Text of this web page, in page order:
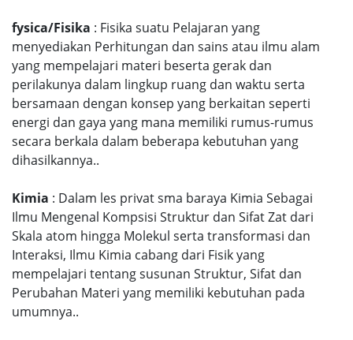
fysica/Fisika : Fisika suatu Pelajaran yang
menyediakan Perhitungan dan sains atau ilmu alam
yang mempelajari materi beserta gerak dan
perilakunya dalam lingkup ruang dan waktu serta
bersamaan dengan konsep yang berkaitan seperti
energi dan gaya yang mana memiliki rumus-rumus
secara berkala dalam beberapa kebutuhan yang
dihasilkannya..
Kimia : Dalam les privat sma baraya Kimia Sebagai
Ilmu Mengenal Kompsisi Struktur dan Sifat Zat dari
Skala atom hingga Molekul serta transformasi dan
Interaksi, Ilmu Kimia cabang dari Fisik yang
mempelajari tentang susunan Struktur, Sifat dan
Perubahan Materi yang memiliki kebutuhan pada
umumnya..